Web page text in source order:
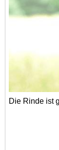
Die Rinde ist